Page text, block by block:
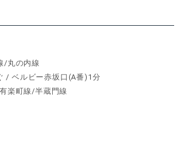
/丸の内線
/ ベルビー赤坂口(A番)1分
楽町線/半蔵門線